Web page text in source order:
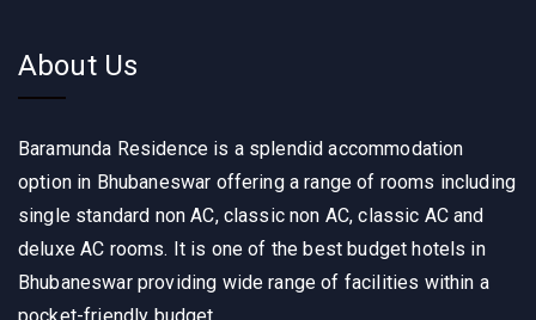
About Us
Baramunda Residence is a splendid accommodation
option in Bhubaneswar offering a range of rooms including
single standard non AC, classic non AC, classic AC and
deluxe AC rooms. It is one of the best budget hotels in
Bhubaneswar providing wide range of facilities within a